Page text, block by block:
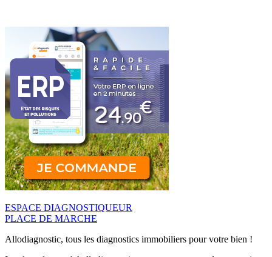
ESPACE DIAGNOSTIQUEUR
PLACE DE MARCHE
Allodiagnostic, tous les diagnostics immobiliers pour votre bien !